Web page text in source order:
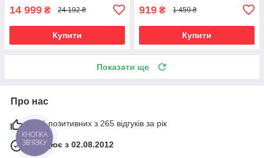
14 999 ₴ 24 192 ₴
Купити
919 ₴ 1 459 ₴
Купити
Показати ще
Про нас
98% позитивних з 265 відгуків за рік
Працює з 02.08.2012
КНОПКА
ЗВ'ЯЗКУ